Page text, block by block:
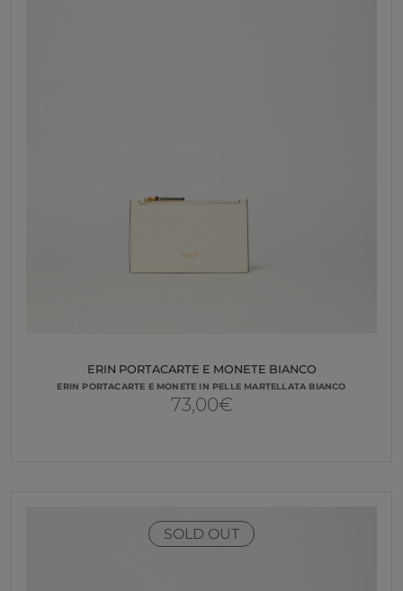
ERIN PORTACARTE E MONETE BIANCO
ERIN PORTACARTE E MONETE IN PELLE MARTELLATA BIANCO
73,00€
SOLD OUT